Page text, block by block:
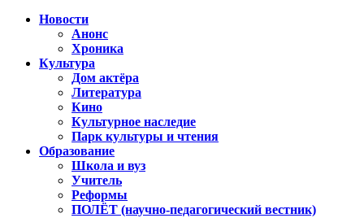
Новости
Анонс
Хроника
Культура
Дом актёра
Литература
Кино
Культурное наследие
Парк культуры и чтения
Образование
Школа и вуз
Учитель
Реформы
ПОЛЁТ (научно-педагогический вестник)